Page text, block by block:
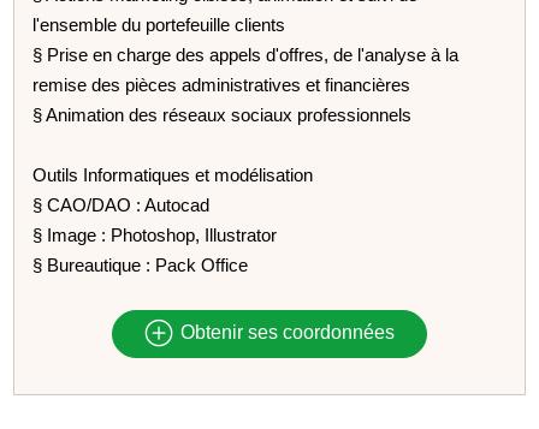
l'ensemble du portefeuille clients
§ Prise en charge des appels d'offres, de l'analyse à la
remise des pièces administratives et financières
§ Animation des réseaux sociaux professionnels
Outils Informatiques et modélisation
§ CAO/DAO : Autocad
§ Image : Photoshop, Illustrator
§ Bureautique : Pack Office
Obtenir ses coordonnées